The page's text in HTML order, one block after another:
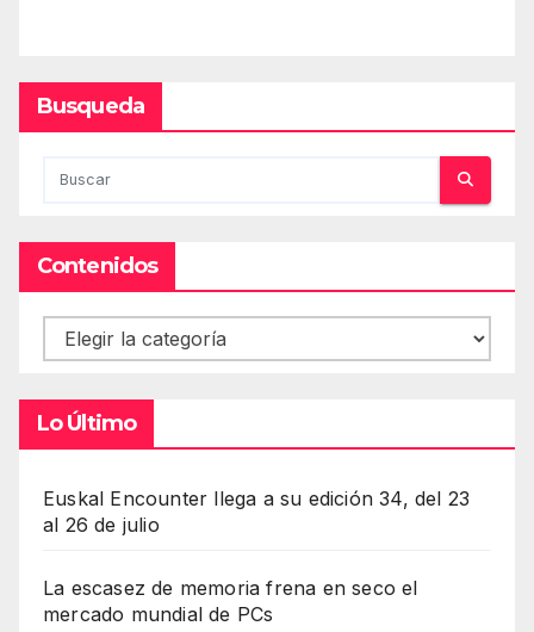
Busqueda
Contenidos
Contenidos
Lo Último
Euskal Encounter llega a su edición 34, del 23
al 26 de julio
La escasez de memoria frena en seco el
mercado mundial de PCs